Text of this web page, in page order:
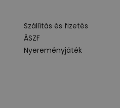
Szállítás és fizetés
ÁSZF
Nyereményjáték